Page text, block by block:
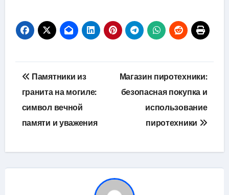
Навигация
по
записям
Памятники из
гранита на могиле:
символ вечной
памяти и уважения
Магазин пиротехники:
безопасная покупка и
использование
пиротехники